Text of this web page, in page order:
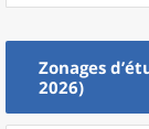
Zonages
2026)